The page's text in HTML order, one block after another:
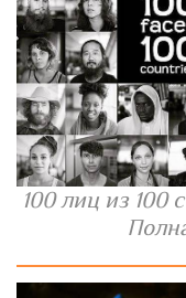
100 лиц из 100